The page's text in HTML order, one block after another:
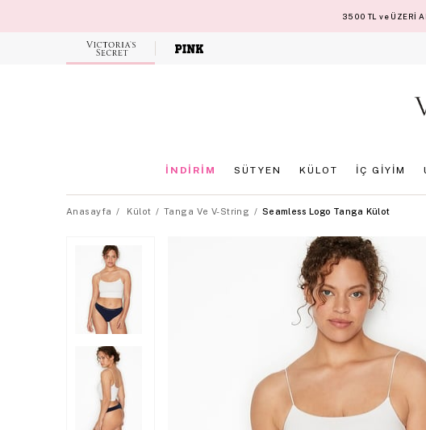
3500 TL ve ÜZERİ
Victoria's
Secret
İNDİRİM SÜTYEN KÜLOT İÇ GİYİM
Anasayfa Külot Tanga Ve V-String Seamless Logo Tanga Külot